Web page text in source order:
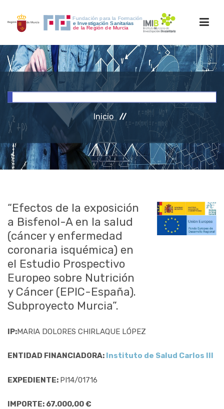
INICIO
INVESTIGACIÓN
RRHH
ACCESO PERSONAL
Inicio
“Efectos de la exposición
a Bisfenol-A en la salud
(cáncer y enfermedad
coronaria isquémica) en
el Estudio Prospectivo
Europeo sobre Nutrición
y Cáncer (EPIC-España).
Subproyecto Murcia”.
IP:MARIA DOLORES CHIRLAQUE LÓPEZ
ENTIDAD FINANCIADORA: Instituto de Salud Carlos III
EXPEDIENTE: PI14/01716
IMPORTE: 67.000,00 €